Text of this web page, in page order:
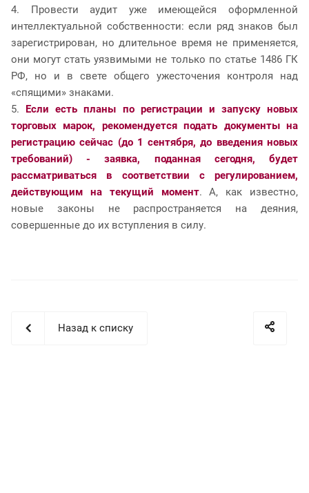
4. Провести аудит уже имеющейся оформленной
интеллектуальной собственности: если ряд знаков был
зарегистрирован, но длительное время не применяется,
они могут стать уязвимыми не только по статье 1486 ГК
РФ, но и в свете общего ужесточения контроля над
«спящими» знаками.
5. Если есть планы по регистрации и запуску новых
торговых марок, рекомендуется подать документы на
регистрацию сейчас (до 1 сентября, до введения новых
требований) - заявка, поданная сегодня, будет
рассматриваться в соответствии с регулированием,
действующим на текущий момент. А, как известно,
новые законы не распространяется на деяния,
совершенные до их вступления в силу.
Назад к списку